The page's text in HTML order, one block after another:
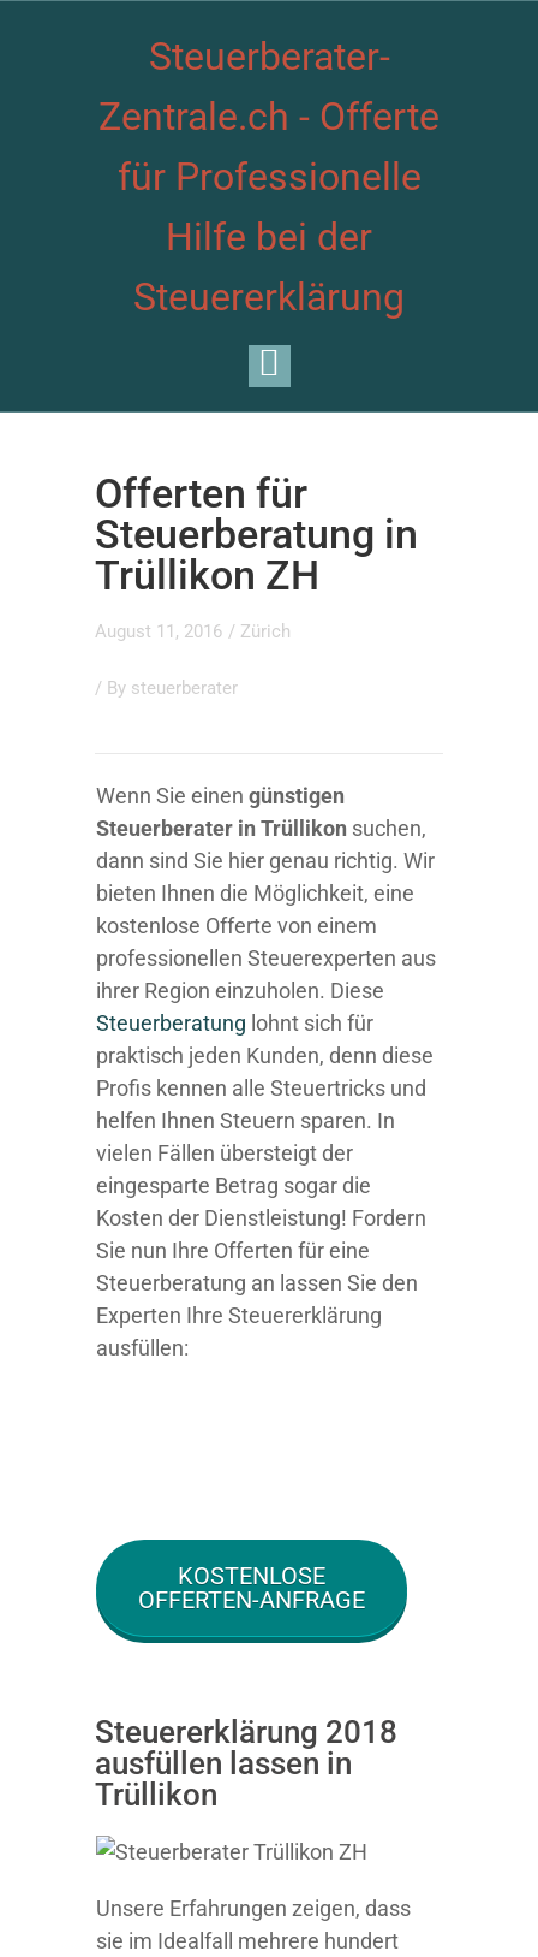
Steuerberater-
Zentrale.ch - Offerte
für Professionelle
Hilfe bei der
Steuererklärung
Offerten für
Steuerberatung in
Trüllikon ZH
August 11, 2016 / Zürich
/ By steuerberater
Wenn Sie einen günstigen
Steuerberater in Trüllikon suchen,
dann sind Sie hier genau richtig. Wir
bieten Ihnen die Möglichkeit, eine
kostenlose Offerte von einem
professionellen Steuerexperten aus
ihrer Region einzuholen. Diese
Steuerberatung lohnt sich für
praktisch jeden Kunden, denn diese
Profis kennen alle Steuertricks und
helfen Ihnen Steuern sparen. In
vielen Fällen übersteigt der
eingesparte Betrag sogar die
Kosten der Dienstleistung! Fordern
Sie nun Ihre Offerten für eine
Steuerberatung an lassen Sie den
Experten Ihre Steuererklärung
ausfüllen:
KOSTENLOSE
OFFERTEN-ANFRAGE
Steuererklärung 2018
ausfüllen lassen in
Trüllikon
Unsere Erfahrungen zeigen, dass
sie im Idealfall mehrere hundert